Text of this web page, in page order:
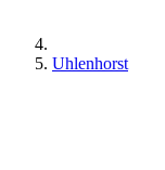
Uhlenhorst